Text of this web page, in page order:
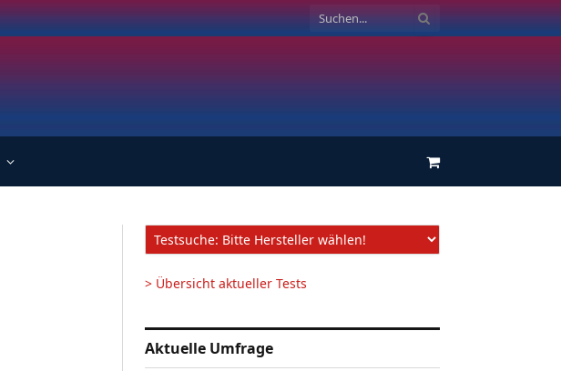
Einkaufswagen
> Übersicht aktueller Tests
Aktuelle Umfrage